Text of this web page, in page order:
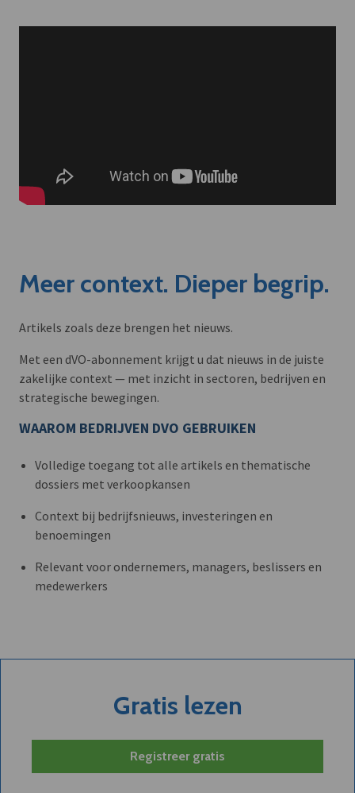
Meer context. Dieper begrip.
Artikels zoals deze brengen het nieuws.
Met een dVO-abonnement krijgt u dat nieuws in de juiste
zakelijke context — met inzicht in sectoren, bedrijven en
strategische bewegingen.
WAAROM BEDRIJVEN DVO GEBRUIKEN
Volledige toegang tot alle artikels en thematische
dossiers met verkoopkansen
Context bij bedrijfsnieuws, investeringen en
benoemingen
Relevant voor ondernemers, managers, beslissers en
medewerkers
Gratis lezen
Registreer gratis